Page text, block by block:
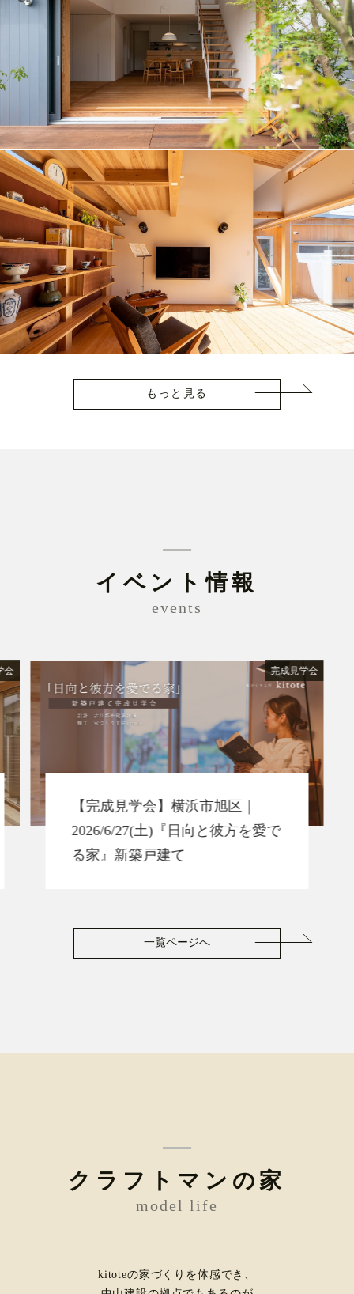
もっと見る
イベント情報
events
会 完成見学会
【完成見学会】横浜市旭区｜
2026/6/27(土)『日向と彼方を愛で
る家』新築戸建て
一覧ページへ
クラフトマンの家
model life
kitoteの家づくりを体感でき、